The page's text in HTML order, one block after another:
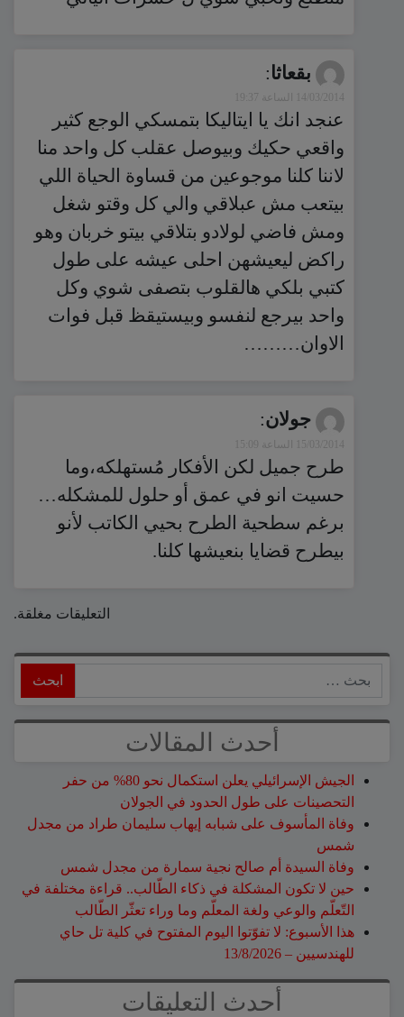
بقعاثا:
14/03/2014 الساعة 19:37
عنجد انك يا ايتاليكا بتمسكي الوجع كثير
واقعي حكيك وبيوصل عقلب كل واحد منا
لاننا كلنا موجوعين من قساوة الحياة اللي
بيتعب مش عبلاقي والي كل وقتو شغل
ومش فاضي لولادو بتلاقي بيتو خربان وهو
راكض ليعيشهن احلى عيشه على طول
كتبي بلكي هالقلوب بتصفى شوي وكل
واحد بيرجع لنفسو وبيستيقظ قبل فوات
الاوان………
جولان:
15/03/2014 الساعة 15:09
طرح جميل لكن الأفكار مُستهلكه،وما
حسيت انو في عمق أو حلول للمشكله…
برغم سطحية الطرح بحيي الكاتب لأنو
بيطرح قضايا بنعيشها كلنا.
التعليقات مغلقة.
أحدث المقالات
الجيش الإسرائيلي يعلن استكمال نحو 80% من حفر
التحصينات على طول الحدود في الجولان
وفاة المأسوف على شبابه إيهاب سليمان طراد من مجدل
شمس
وفاة السيدة أم صالح نجية سمارة من مجدل شمس
حين لا تكون المشكلة في ذكاء الطّالب.. قراءة مختلفة في
التّعلّم والوعي ولغة المعلّم وما وراء تعثّر الطّالب
هذا الأسبوع: لا تفوّتوا اليوم المفتوح في كلية تل حاي
للهندسيين – 13/8/2026
أحدث التعليقات